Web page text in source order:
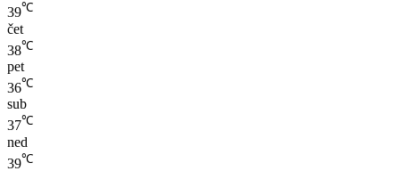
39℃
čet
38℃
pet
36℃
sub
37℃
ned
39℃